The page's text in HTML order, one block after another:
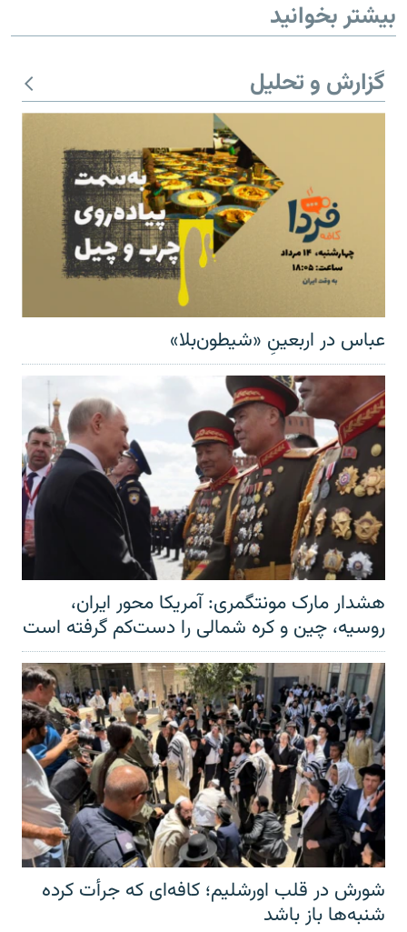
بیشتر بخوانید
گزارش و تحلیل
عباس در اربعینِ «شیطون‌بلا»
هشدار مارک مونتگمری: آمریکا محور ایران،
روسیه، چین و کره شمالی را دست‌کم گرفته است
شورش در قلب اورشلیم؛ کافه‌ای که جرأت کرده
شنبه‌ها باز باشد